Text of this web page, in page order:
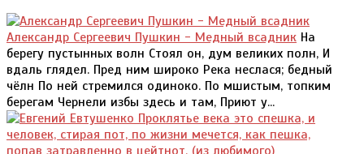
Александр Сергеевич Пушкин - Медный всадник На
берегу пустынных волн Стоял он, дум великих полн, И
вдаль глядел. Пред ним широко Река неслася; бедный
чёлн По ней стремился одиноко. По мшистым, топким
берегам Чернели избы здесь и там, Приют у...